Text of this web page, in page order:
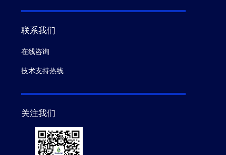
联系我们
在线咨询
技术支持热线
关注我们